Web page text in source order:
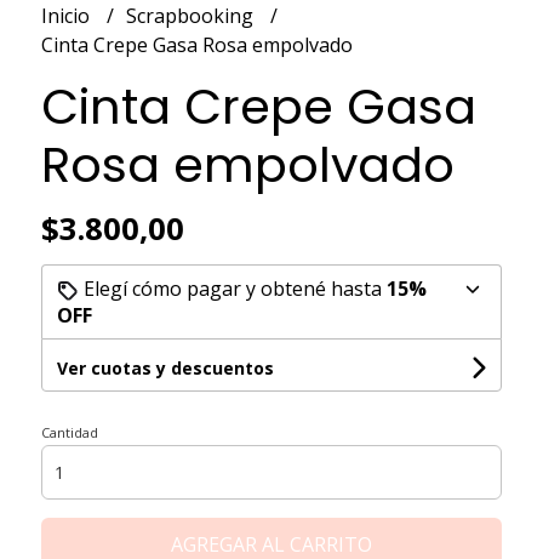
Inicio
Scrapbooking
Cinta Crepe Gasa Rosa empolvado
Cinta Crepe Gasa
Rosa empolvado
$3.800,00
Elegí cómo pagar y obtené hasta 15%
OFF
Ver cuotas y descuentos
Cantidad
AGREGAR AL CARRITO